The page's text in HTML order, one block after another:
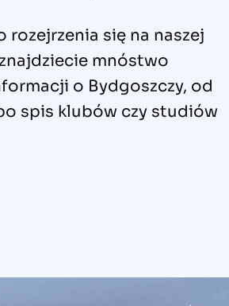
rozejrzenia się na naszej
mnóstwo
o Bydgoszczy, od
spis klubów czy studiów